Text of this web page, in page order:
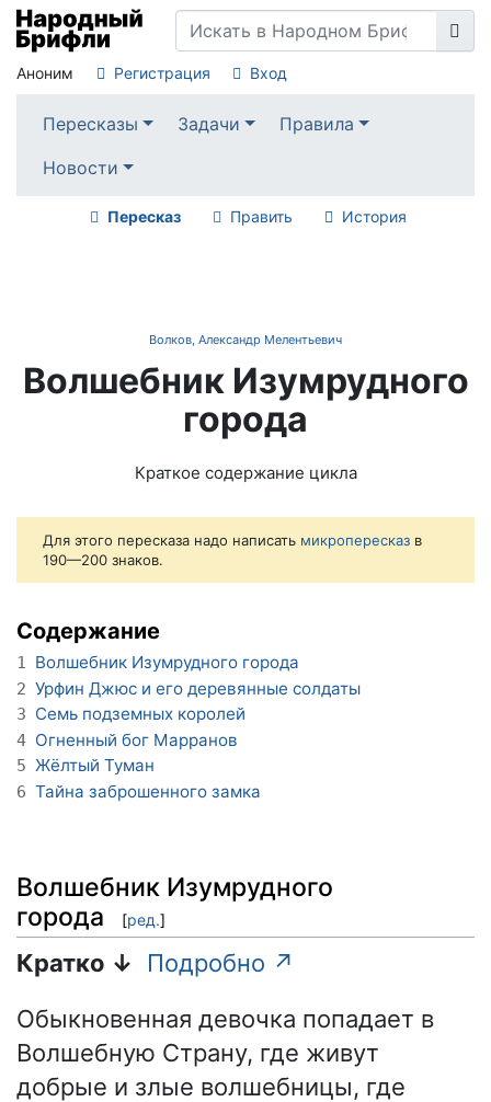
Аноним Регистрация Вход
Пересказы Задачи
Правила
Новости
Пересказ Править История
Волков, Александр Мелентьевич
Волшебник Изумрудного
города
Краткое содержание цикла
Для этого пересказа надо написать микропересказ в
190—200 знаков.
Содержание
1 Волшебник Изумрудного города
2 Урфин Джюс и его деревянные солдаты
3 Семь подземных королей
4 Огненный бог Марранов
5 Жёлтый Туман
6 Тайна заброшенного замка
Волшебник Изумрудного
города
[ред.]
Кратко ↓
Подробно ↗
Обыкновенная девочка попадает в
Волшебную Страну, где живут
добрые и злые волшебницы, где